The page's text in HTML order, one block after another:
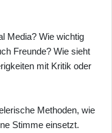
Media? Wie wichtig
Freunde? Wie sieht
mit Kritik oder
Methoden, wie
Stimme einsetzt.